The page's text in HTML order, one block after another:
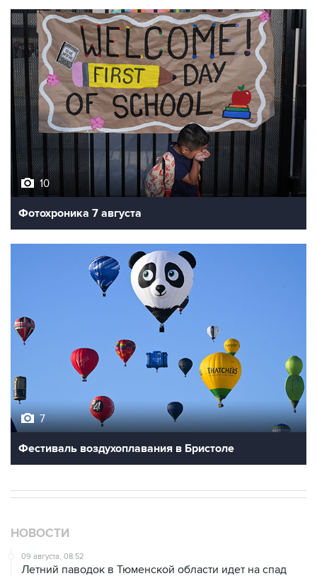
10
Фотохроника 7 августа
7
Фестиваль воздухоплавания в Бристоле
НОВОСТИ
09 августа, 08:52
Летний паводок в Тюменской области идет на спад